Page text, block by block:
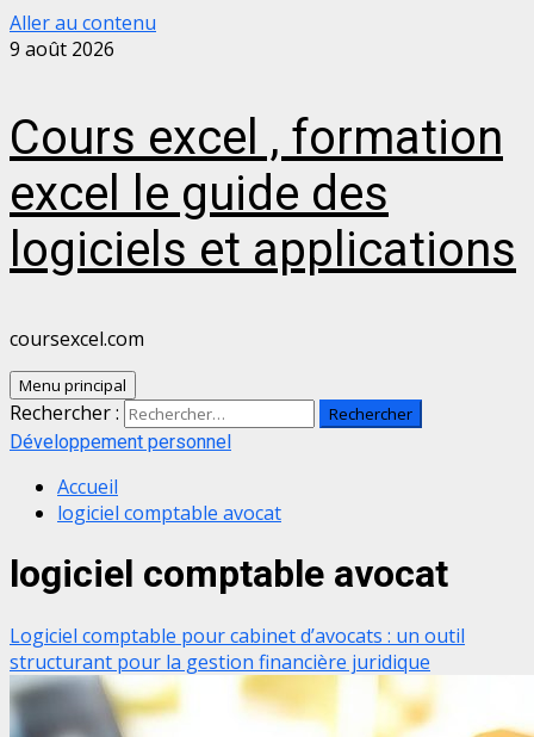
Aller au contenu
9 août 2026
Cours excel , formation
excel le guide des
logiciels et applications
coursexcel.com
Menu principal
Rechercher :
Développement personnel
Accueil
logiciel comptable avocat
logiciel comptable avocat
Logiciel comptable pour cabinet d’avocats : un outil
structurant pour la gestion financière juridique